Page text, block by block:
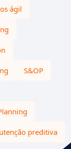
ágil
S&OP
preditiva